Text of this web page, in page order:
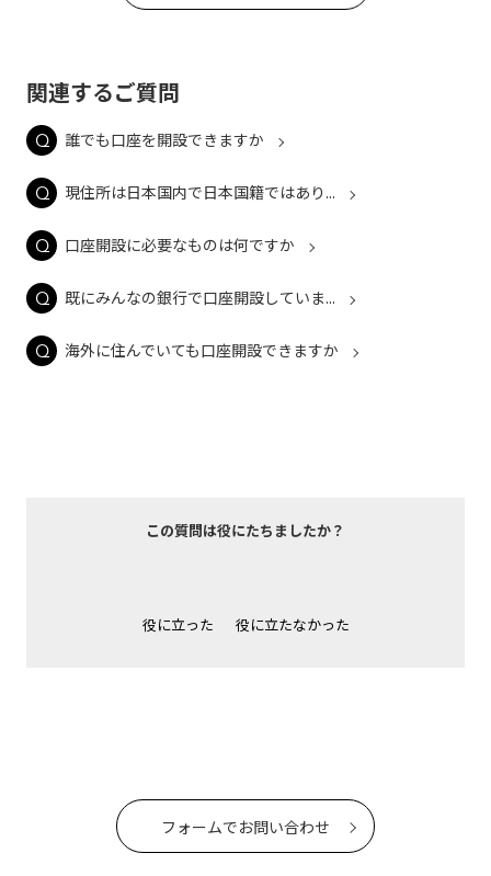
関連するご質問
誰でも口座を開設できますか
現住所は日本国内で日本国籍ではあり...
口座開設に必要なものは何ですか
既にみんなの銀行で口座開設していま...
海外に住んでいても口座開設できますか
この質問は役にたちましたか？
役に立った 役に立たなかった
フォームでお問い合わせ